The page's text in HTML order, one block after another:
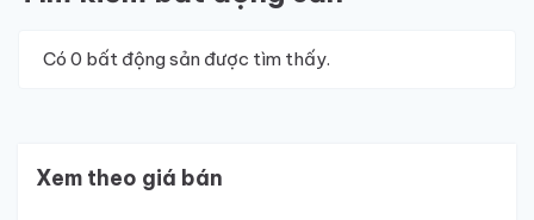
Có 0 bất động sản được tìm thấy.
Xem theo giá bán